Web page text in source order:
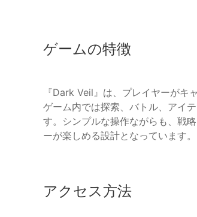
ゲームの特徴
『Dark Veil』は、プレイヤーがキ
ゲーム内では探索、バトル、アイ
す。シンプルな操作ながらも、戦
ーが楽しめる設計となっています。
アクセス方法